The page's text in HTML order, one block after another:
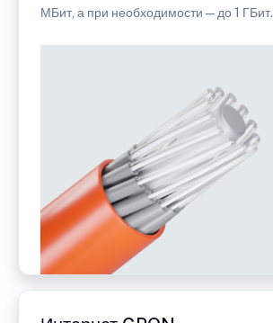
МБит, а при необходимости — до 1 ГБит.